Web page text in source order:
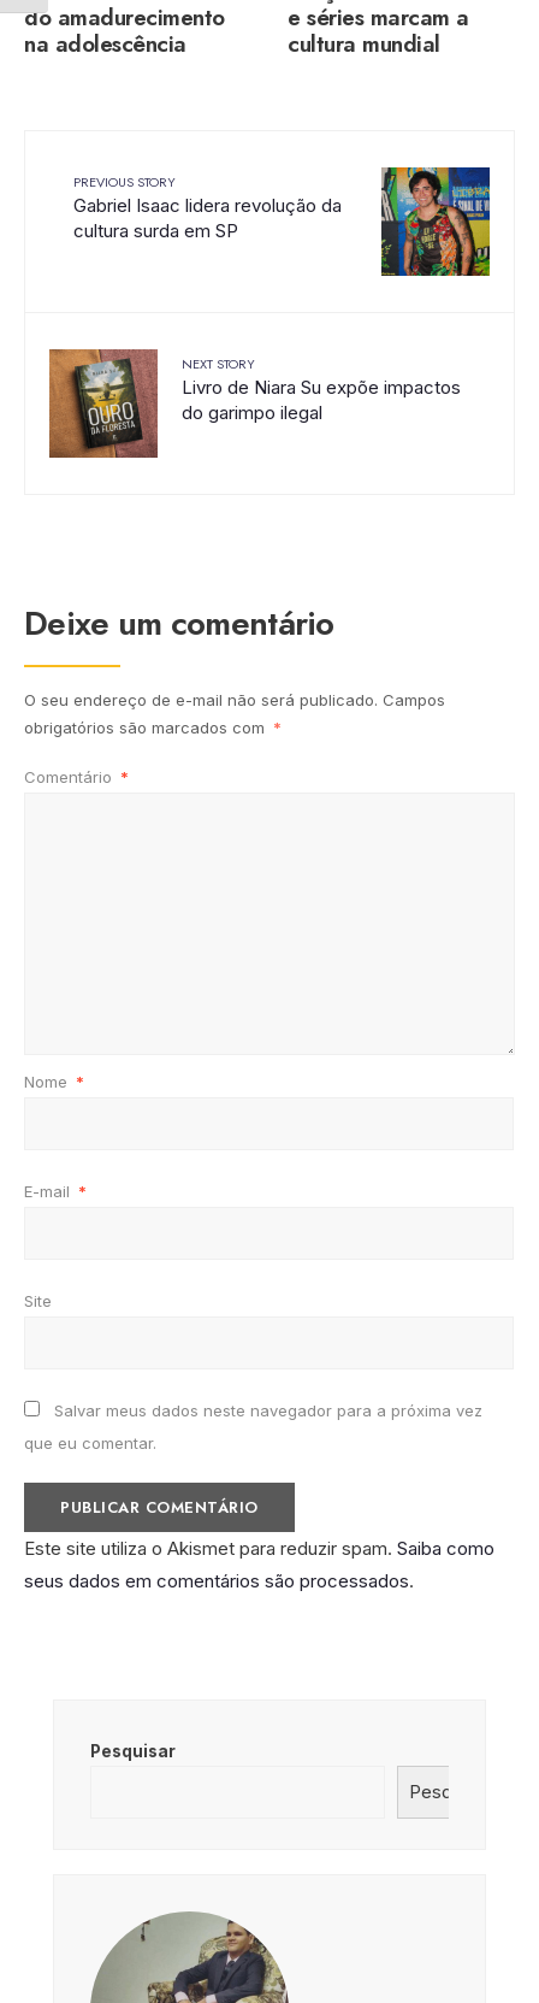
do amadurecimento
na adolescência
e séries marcam a
cultura mundial
PREVIOUS STORY
Gabriel Isaac lidera revolução da
cultura surda em SP
NEXT STORY
Livro de Niara Su expõe impactos
do garimpo ilegal
Deixe um comentário
O seu endereço de e-mail não será publicado. Campos
obrigatórios são marcados com *
Comentário *
Nome *
E-mail *
Site
Salvar meus dados neste navegador para a próxima vez
que eu comentar.
Este site utiliza o Akismet para reduzir spam. Saiba como
seus dados em comentários são processados.
Pesquisar
Pesquisar